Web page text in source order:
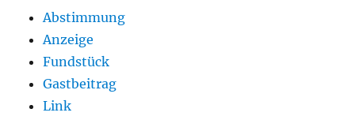
Abstimmung
Anzeige
Fundstück
Gastbeitrag
Link